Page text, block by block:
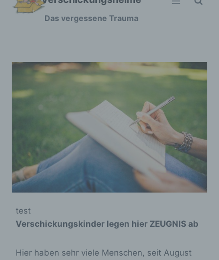
Zum
Das vergessene Trauma
test
Verschickungskinder legen hier ZEUGNIS ab
Hier haben sehr viele Menschen, seit August